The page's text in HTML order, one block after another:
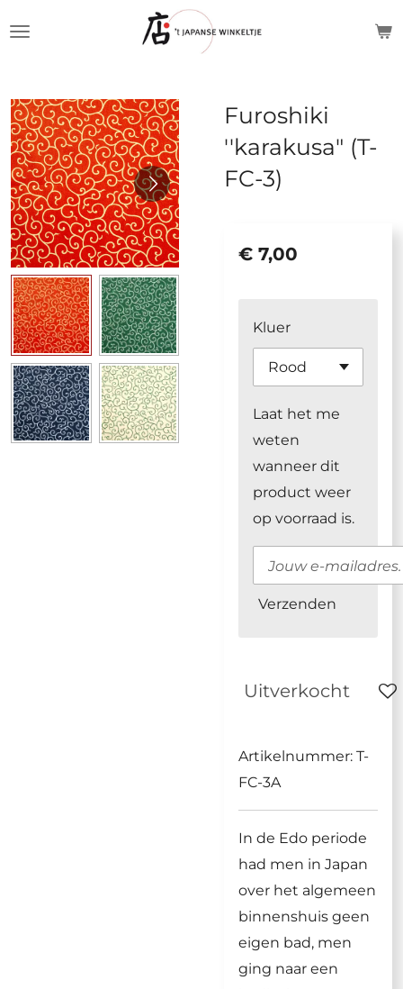
de
hoofdinhoud
Furoshiki
''karakusa" (T-
FC-3)
€ 7,00
Kluer
Laat het me
weten
wanneer dit
product weer
op voorraad is.
Verzenden
Uitverkocht
Artikelnummer: T-
FC-3A
In de Edo periode
had men in Japan
over het algemeen
binnenshuis geen
eigen bad, men
ging naar een